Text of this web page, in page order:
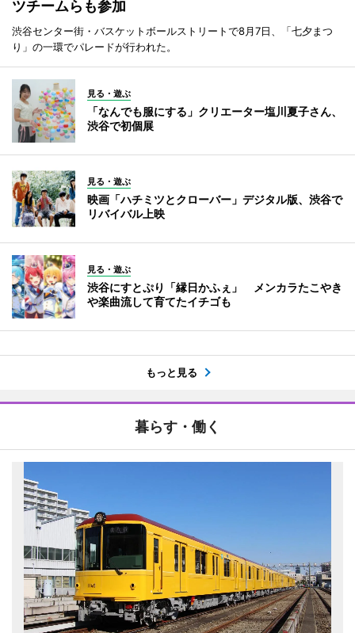
ツチームらも参加
渋谷センター街・バスケットボールストリートで8月7日、「七夕まつ
り」の一環でパレードが行われた。
見る・遊ぶ
「なんでも服にする」クリエーター塩川夏子さん、
渋谷で初個展
見る・遊ぶ
映画「ハチミツとクローバー」デジタル版、渋谷で
リバイバル上映
見る・遊ぶ
渋谷にすとぷり「縁日かふぇ」 メンカラたこやき
や楽曲流して育てたイチゴも
もっと見る
暮らす・働く